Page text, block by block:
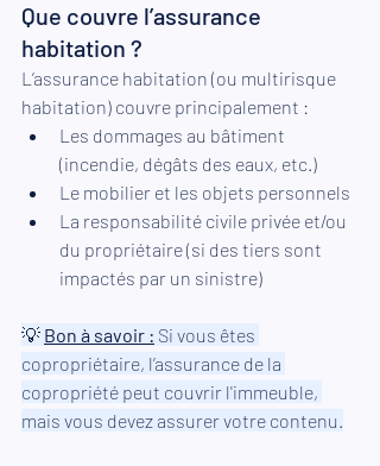
Que couvre l’assurance
habitation ?
L’assurance habitation (ou multirisque
habitation) couvre principalement :
Les dommages au bâtiment
(incendie, dégâts des eaux, etc.)
Le mobilier et les objets personnels
La responsabilité civile privée et/ou
du propriétaire (si des tiers sont
impactés par un sinistre)
💡 Bon à savoir : Si vous êtes
copropriétaire, l’assurance de la
copropriété peut couvrir l'immeuble,
mais vous devez assurer votre contenu.